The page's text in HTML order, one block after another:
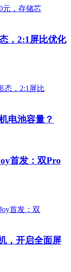
，2:1屏比优化
电池容量？
首发：双Pro
，开启全面屏